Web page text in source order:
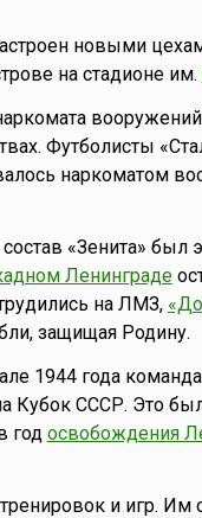
новыми
на стадионе им.
Футболисты
наркоматом
«Зенита» был
Ленинграде
на ЛМЗ,
защищая Родину.
1944 года
Кубок СССР. Это
год освобождения
и игр. Им